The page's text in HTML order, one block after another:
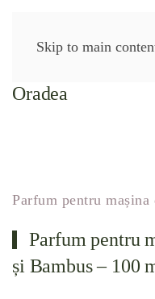
Skip to main
Parfum pentru mașina
Parfum pentru
și Bambus – 100